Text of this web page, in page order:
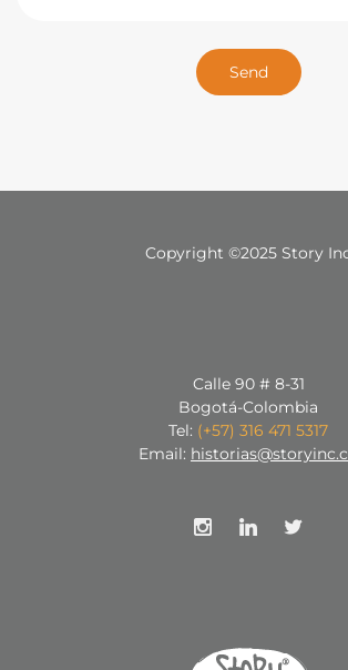
Copyright ©2025 Story
Calle 90 # 8-31
Bogotá-Colombia
Tel: (+57) 316 471 5317
Email: